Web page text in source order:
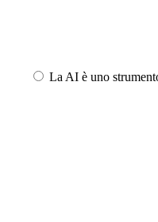
La AI è uno